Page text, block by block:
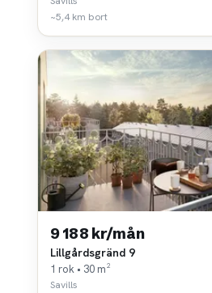
~5,4 km bort
9 188 kr/mån
Lillgårdsgränd 9
1 rok • 30 m²
Savills